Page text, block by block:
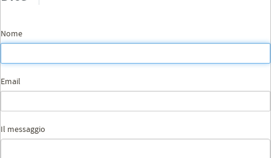
Nome
Email
Il messaggio